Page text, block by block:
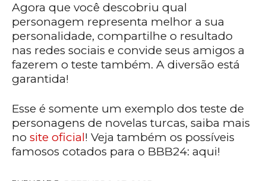
Agora que você descobriu qual
personagem representa melhor a sua
personalidade, compartilhe o resultado
nas redes sociais e convide seus amigos a
fazerem o teste também. A diversão está
garantida!
Esse é somente um exemplo dos teste de
personagens de novelas turcas, saiba mais
no site oficial! Veja também os possíveis
famosos cotados para o BBB24: aqui!